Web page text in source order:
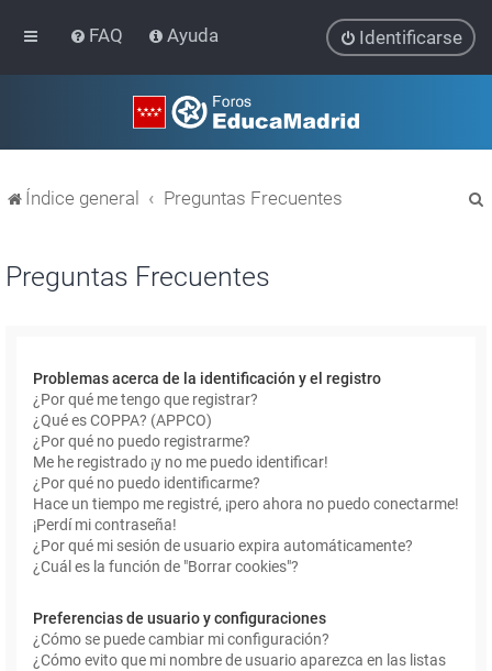
FAQ Ayuda Identificarse
Índice general Preguntas Frecuentes
Preguntas Frecuentes
Problemas acerca de la identificación y el registro
¿Por qué me tengo que registrar?
¿Qué es COPPA? (APPCO)
¿Por qué no puedo registrarme?
Me he registrado ¡y no me puedo identificar!
¿Por qué no puedo identificarme?
Hace un tiempo me registré, ¡pero ahora no puedo conectarme!
¡Perdí mi contraseña!
¿Por qué mi sesión de usuario expira automáticamente?
¿Cuál es la función de "Borrar cookies"?
Preferencias de usuario y configuraciones
¿Cómo se puede cambiar mi configuración?
¿Cómo evito que mi nombre de usuario aparezca en las listas